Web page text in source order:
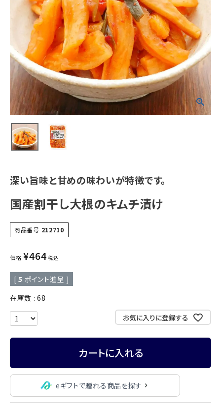
深い旨味と甘めの味わいが特徴です。
国産割干し大根のキムチ漬け
商品番号 212710
価格 ¥464 税込
[ 5 ポイント進呈 ]
在庫数
68
お気に入りに登録する
カートに入れる
eギフトで贈れる商品を探す